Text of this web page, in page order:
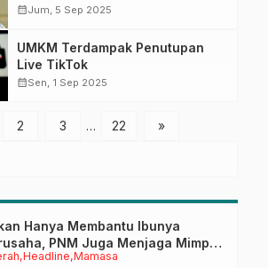
Maaf dan Pastikan Setop
calendar_monthJum, 5 Sep 2025
UMKM Terdampak Penutupan
Live TikTok
calendar_monthSen, 1 Sep 2025
2 3 … 22 »
Headline Mamasa
Hanya Membantu Ibunya
PNM Juga Menjaga Mimpi
Untuk Menggapai Cita-Cita